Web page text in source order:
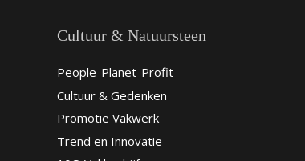
Cultuur & Natuursteen
People-Planet-Profit
Cultuur & Gedenken
Promotie Vakwerk
Trend en Innovatie